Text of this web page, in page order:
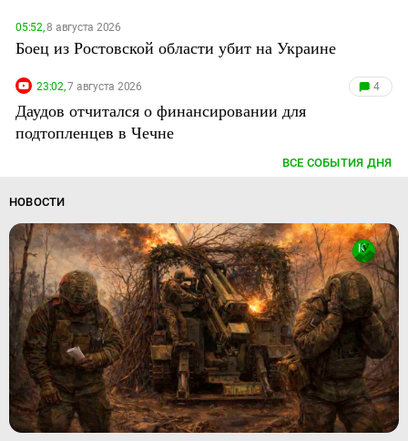
05:52,8 августа 2026
Боец из Ростовской области убит на Украине
23:02,7 августа 2026 4
Даудов отчитался о финансировании для
подтопленцев в Чечне
ВСЕ СОБЫТИЯ ДНЯ
НОВОСТИ